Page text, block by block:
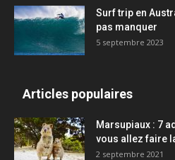
Surf trip en
pas manquer
5 septembre 2023
Articles populaires
Marsupiaux : 7
vous allez faire
2 septembre 2021